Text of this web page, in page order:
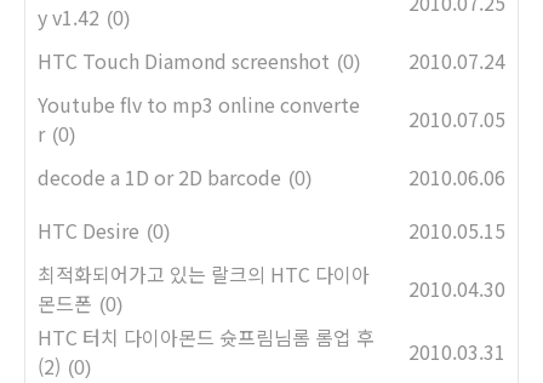
y v1.42 (0)
HTC Touch Diamond screenshot (0)
2010.07.24
Youtube flv to mp3 online converte
r (0)
2010.07.05
decode a 1D or 2D barcode (0)
2010.06.06
HTC Desire (0)
2010.05.15
최적화되어가고 있는 랄크의 HTC 다이아
몬드폰 (0)
2010.04.30
HTC 터치 다이아몬드 슛프림님롬 롬업 후
(2) (0)
2010.03.31